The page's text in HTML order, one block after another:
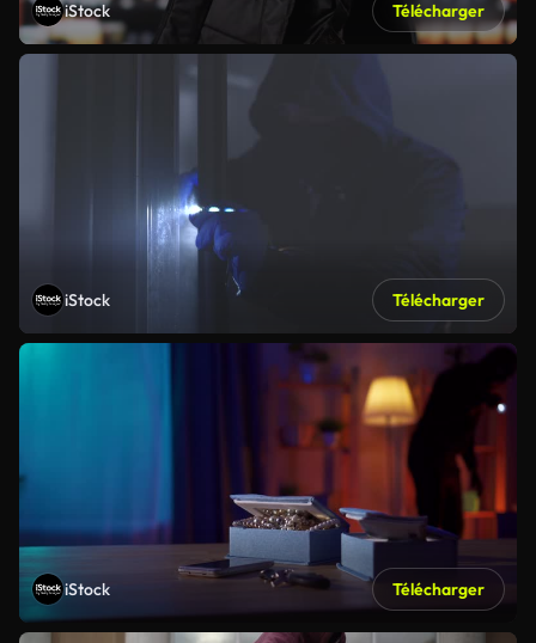
iStock Télécharger
iStock Télécharger
iStock Télécharger